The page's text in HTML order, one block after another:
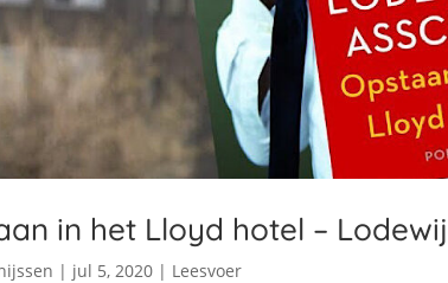
in het Lloyd hotel –
| jul 5, 2020 | Leesvoer